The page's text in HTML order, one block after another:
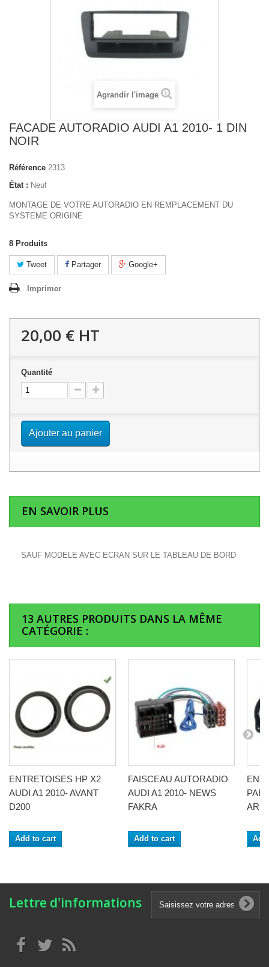
Agrandir l'image
FACADE AUTORADIO AUDI A1 2010- 1 DIN
NOIR
Référence 2313
État : Neuf
MONTAGE DE VOTRE AUTORADIO EN REMPLACEMENT DU
SYSTEME ORIGINE
8 Produits
Tweet Partager Google+
Imprimer
20,00 € HT
Quantité
Ajouter au panier
EN SAVOIR PLUS
SAUF MODELE AVEC ECRAN SUR LE TABLEAU DE BORD
13 AUTRES PRODUITS DANS LA MÊME
CATÉGORIE :
ENTRETOISES HP X2
AUDI A1 2010- AVANT
D200
Add to cart
FAISCEAU AUTORADIO
AUDI A1 2010- NEWS
FAKRA
Add to cart
AR
Lettre d'informations